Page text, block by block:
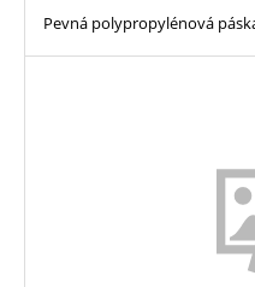
Pevná polypropylénová